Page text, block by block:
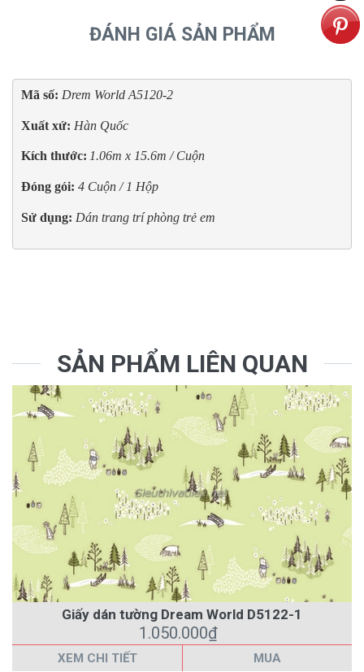
ĐÁNH GIÁ SẢN PHẨM
Mã số: Drem World A5120-2
Xuất xứ: Hàn Quốc
Kích thước: 1.06m x 15.6m / Cuộn
Đóng gói: 4 Cuộn / 1 Hộp
Sử dụng: Dán trang trí phòng trẻ em
SẢN PHẨM LIÊN QUAN
Giấy dán tường Dream World D5122-1
1.050.000₫
XEM CHI TIẾT MUA